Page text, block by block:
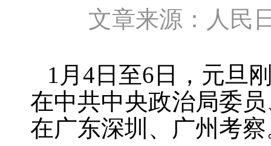
文章来源：人
1 月 4 日至6 日，元旦
在中共中央政治局委
在广东深圳、广州考